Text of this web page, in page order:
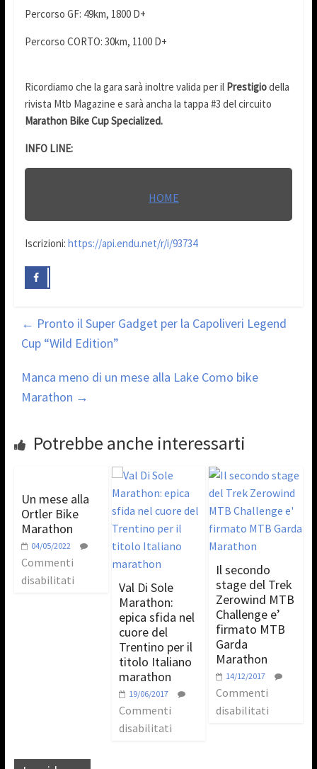
Percorso GF: 49km, 1800 D+
Percorso CORTO: 30km, 1100 D+
Ricordiamo che la gara sarà inoltre valida per il Prestigiodella
rivista Mtb Magazine e sarà ancha la tappa #3 del circuito
Marathon Bike Cup Specialized.
INFO LINE:
HOME
Iscrizioni: https://api.endu.net/r/i/93734
← Pronto il Super Gadget per la Capoliveri Legend
Cup “Wild Edition”
Manca meno di un mese alla Lake Como bike
Marathon →
Potrebbe anche interessarti
Un mese alla
Ortler Bike
Marathon
04/05/2022
Commenti
disabilitati
Val Di Sole
Marathon:
epica sfida nel
cuore del
Trentino per il
titolo Italiano
marathon
19/06/2017
Commenti
disabilitati
Il secondo
stage del Trek
Zerowind MTB
Challenge e’
firmato MTB
Garda
Marathon
14/12/2017
Commenti
disabilitati